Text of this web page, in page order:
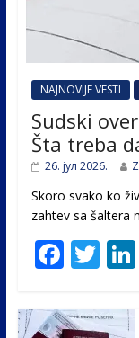
NAJNOVIJE VESTI
Sudski
Šta treba
26. јул 2026.
Skoro svako ko
zahtev sa šaltera
F
e
T
itt